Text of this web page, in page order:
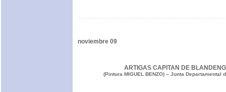
noviembre 09
ARTIGAS CAPITAN DE
(Pintura MIGUEL BENZO) – Junta Departamental